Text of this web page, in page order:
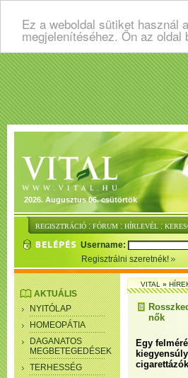
Ez a weboldal sütiket használ
megjelenítéséhez. Ön az
2026. Augusztus 06. csütörtök
REGISZTRÁCIÓ : FÓRUM : HÍRLEVÉL :
Username:
Regisztrálni szeretnék!
AKTUÁLIS
NYITÓLAP
HOMEOPÁTIA
DAGANATOS
MEGBETEGEDÉSEK
TERHESSÉG
VITAL»
nők
Egy